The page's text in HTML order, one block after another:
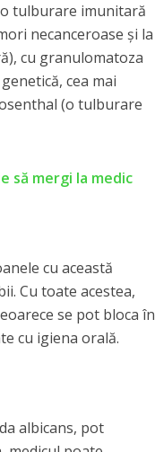
tulburare imunitară
necanceroase și la
cu granulomatoza
cea mai
(o tulburare
să mergi la medic
cu această
Cu toate acestea,
se pot bloca în
cu igiena orală.
albicans, pot